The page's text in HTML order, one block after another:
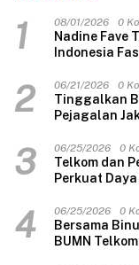
1 08/01/2026 0
Nadine Fave
Indonesia
2 06/21/2026 0
Tinggalkan
Pejagalan
3 06/25/2026 0
Telkom dan
Perkuat
4 06/25/2026 0
Bersama
BUMN